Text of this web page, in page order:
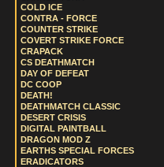
COLD ICE
CONTRA - FORCE
COUNTER STRIKE
COVERT STRIKE FORCE
CRAPACK
CS DEATHMATCH
DAY OF DEFEAT
DC COOP
DEATH!
DEATHMATCH CLASSIC
DESERT CRISIS
DIGITAL PAINTBALL
DRAGON MOD Z
EARTHS SPECIAL FORCES
ERADICATORS